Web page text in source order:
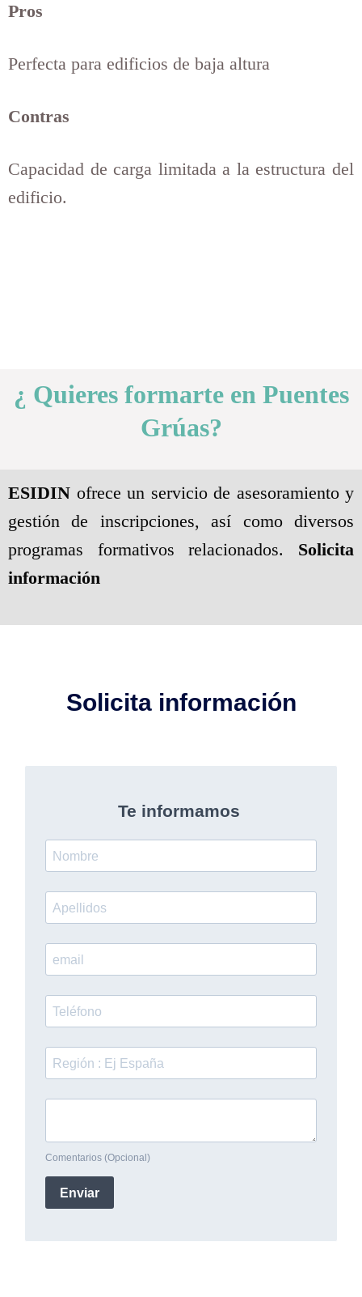
Pros
Perfecta para edificios de baja altura
Contras
Capacidad de carga limitada a la estructura del
edificio.
¿ Quieres formarte en Puentes
Grúas?
ESIDIN ofrece un servicio de asesoramiento y
gestión de inscripciones, así como diversos
programas formativos relacionados. Solicita
información
Solicita información